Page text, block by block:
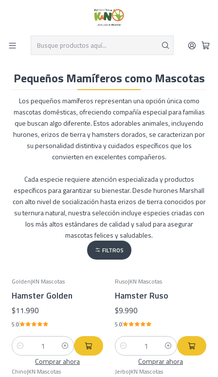
Despacho el mismo día y envío gratis por compras sobre $19.990
Leer más
Pequeños Mamíferos como Mascotas
Pequeños Mamíferos como Mascotas
Los pequeños mamíferos representan una opción única como
mascotas domésticas, ofreciendo compañía especial para familias
que buscan algo diferente. Estos adorables animales, incluyendo
hurones, erizos de tierra y hamsters dorados, se caracterizan por
su personalidad distintiva y cuidados específicos que los
convierten en excelentes compañeros.
Cada especie requiere atención especializada y productos
específicos para garantizar su bienestar. Desde hurones Marshall
con alto nivel de socialización hasta erizos de tierra conocidos por
su ternura natural, nuestra selección incluye especies criadas con
los más altos estándares de calidad y salud para asegurar
mascotas felices y saludables.
FILTROS
Golden|KN Mascotas
Hamster Golden
$11.990
5.0
Cantidad
Comprar ahora
Ruso|KN Mascotas
Hamster Ruso
$9.990
5.0
Cantidad
Comprar ahora
Chino|KN Mascotas Jerbo|KN Mascotas